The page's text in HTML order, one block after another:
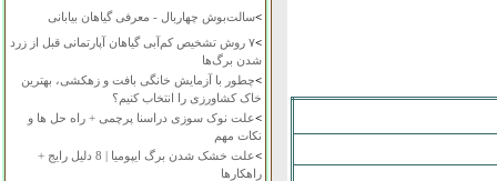
>سالت‌بوش چهاربال - معرفی گیاهان بیابانی
>
۷ روش تشخیص کم‌آبی گیاهان آپارتمانی قبل از زرد
شدن برگ‌ها
>چطور با آزمایش خانگی بافت و زهکشی، بهترین
خاک کشاورزی را انتخاب کنیم؟
>علت نوک سوزی دراسنا پرچمی + راه حل ها و
نکات مهم
>
علت خشک شدن برگ ایپومیا | 8 دلیل رایج +
راهکارها